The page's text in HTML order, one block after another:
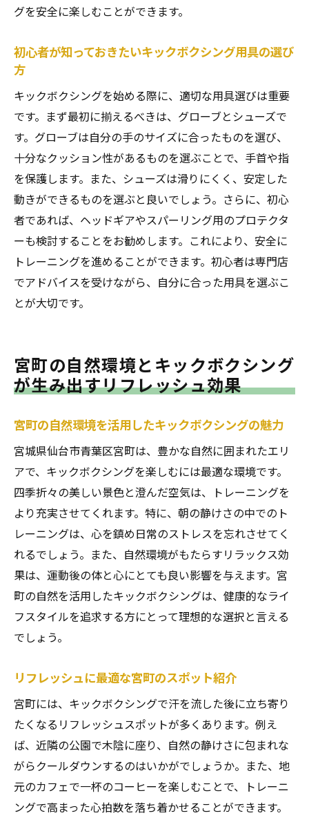
グを安全に楽しむことができます。
初心者が知っておきたいキックボクシング用具の選び
方
キックボクシングを始める際に、適切な用具選びは重要
です。まず最初に揃えるべきは、グローブとシューズで
す。グローブは自分の手のサイズに合ったものを選び、
十分なクッション性があるものを選ぶことで、手首や指
を保護します。また、シューズは滑りにくく、安定した
動きができるものを選ぶと良いでしょう。さらに、初心
者であれば、ヘッドギアやスパーリング用のプロテクタ
ーも検討することをお勧めします。これにより、安全に
トレーニングを進めることができます。初心者は専門店
でアドバイスを受けながら、自分に合った用具を選ぶこ
とが大切です。
宮町の自然環境とキックボクシング
が生み出すリフレッシュ効果
宮町の自然環境を活用したキックボクシングの魅力
宮城県仙台市青葉区宮町は、豊かな自然に囲まれたエリ
アで、キックボクシングを楽しむには最適な環境です。
四季折々の美しい景色と澄んだ空気は、トレーニングを
より充実させてくれます。特に、朝の静けさの中でのト
レーニングは、心を鎮め日常のストレスを忘れさせてく
れるでしょう。また、自然環境がもたらすリラックス効
果は、運動後の体と心にとても良い影響を与えます。宮
町の自然を活用したキックボクシングは、健康的なライ
フスタイルを追求する方にとって理想的な選択と言える
でしょう。
リフレッシュに最適な宮町のスポット紹介
宮町には、キックボクシングで汗を流した後に立ち寄り
たくなるリフレッシュスポットが多くあります。例え
ば、近隣の公園で木陰に座り、自然の静けさに包まれな
がらクールダウンするのはいかがでしょうか。また、地
元のカフェで一杯のコーヒーを楽しむことで、トレーニ
ングで高まった心拍数を落ち着かせることができます。